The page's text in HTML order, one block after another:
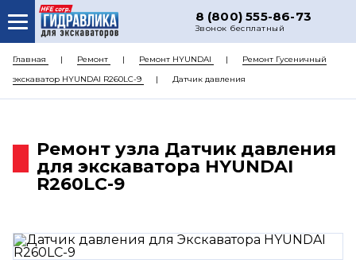
8 (800) 555-86-73
Звонок бесплатный
О НАС
КАТАЛОГ ЗАПЧАСТЕЙ
ДОСТАВКА
ЦЕНЫ
Главная Ремонт Ремонт HYUNDAI
Ремонт Гусеничный
экскаватор HYUNDAI R260LC-9
Датчик давления
Ремонт узла Датчик давления
для экскаватора HYUNDAI
R260LC-9